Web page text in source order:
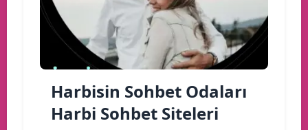
Harbisin Sohbet Odaları
Harbi Sohbet Siteleri